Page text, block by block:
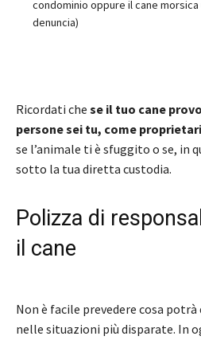
condominio oppure il cane
denuncia)
Ricordati che se il tuo cane
persone sei tu, come
se l’animale ti è sfuggito o se, in
sotto la tua diretta custodia.
Polizza di
il cane
Non è facile prevedere cosa
nelle situazioni più disparate. In